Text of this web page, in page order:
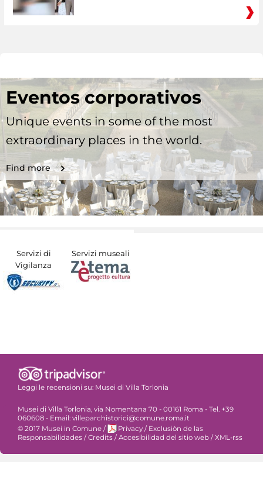
Eventos corporativos
Unique events in some of the most
extraordinary places in the world.
Find more
Servizi di
Vigilanza
Servizi museali
Leggi le recensioni su: Musei di Villa Torlonia
Musei di Villa Torlonia, via Nomentana 70 - 00161 Roma - Tel. +39
060608 - Email: villeparchistorici@comune.roma.it
© 2017 Musei in Comune / Privacy / Exclusiòn de las
Responsabilidades /Credits /Accesibilidad del sitio web /XML-rss